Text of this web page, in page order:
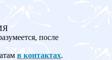
после
в контактах.